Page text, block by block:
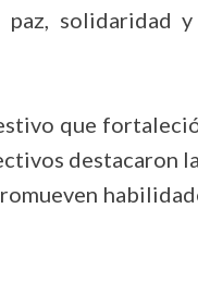
paz, solidaridad
que
destacaron